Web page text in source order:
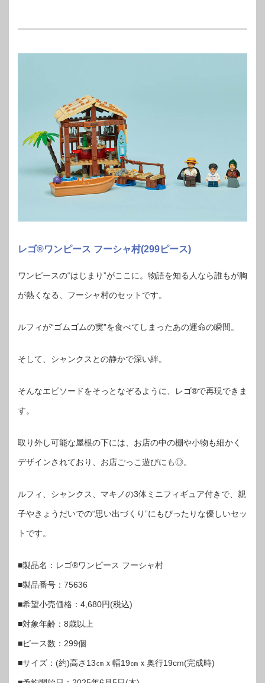
レゴ®ワンピース フーシャ村(299ピース)
ワンピースの“はじまり”がここに。物語を知る人なら誰もが胸
が熱くなる、フーシャ村のセットです。
ルフィが“ゴムゴムの実”を食べてしまったあの運命の瞬間。
そして、シャンクスとの静かで深い絆。
そんなエピソードをそっとなぞるように、レゴ®で再現できま
す。
取り外し可能な屋根の下には、お店の中の棚や小物も細かく
デザインされており、お店ごっこ遊びにも◎。
ルフィ、シャンクス、マキノの3体ミニフィギュア付きで、親
子やきょうだいでの“思い出づくり”にもぴったりな優しいセッ
トです。
■製品名：レゴ®ワンピース フーシャ村
■製品番号：75636
■希望小売価格：4,680円(税込)
■対象年齢：8歳以上
■ピース数：299個
■サイズ：(約)高さ13㎝ｘ幅19㎝ｘ奥行19cm(完成時)